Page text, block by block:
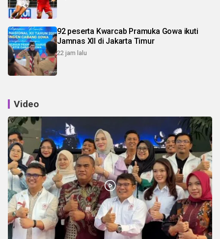
92 peserta Kwarcab Pramuka Gowa ikuti
Jamnas XII di Jakarta Timur
22 jam lalu
Video